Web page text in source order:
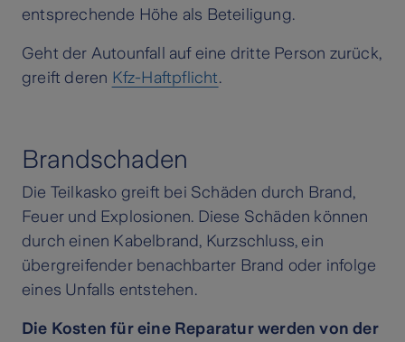
entsprechende Höhe als Beteiligung.
Geht der Autounfall auf eine dritte Person zurück,
greift deren Kfz-Haftpflicht.
Brandschaden
Die Teilkasko greift bei Schäden durch Brand,
Feuer und Explosionen. Diese Schäden können
durch einen Kabelbrand, Kurzschluss, ein
übergreifender benachbarter Brand oder infolge
eines Unfalls entstehen.
Die Kosten für eine Reparatur werden von der